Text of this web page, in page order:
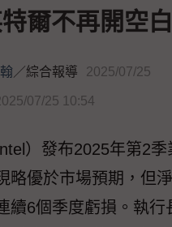
爾不再開空
／綜合報導 2025/07/25
07/25 10:54
）發布2025年第2
略優於市場預期，但
續6個季度虧損。執行